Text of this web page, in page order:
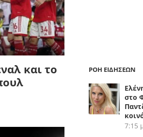
και το
ΡΟΗ ΕΙΔΗΣΕΩΝ
στο
7:15